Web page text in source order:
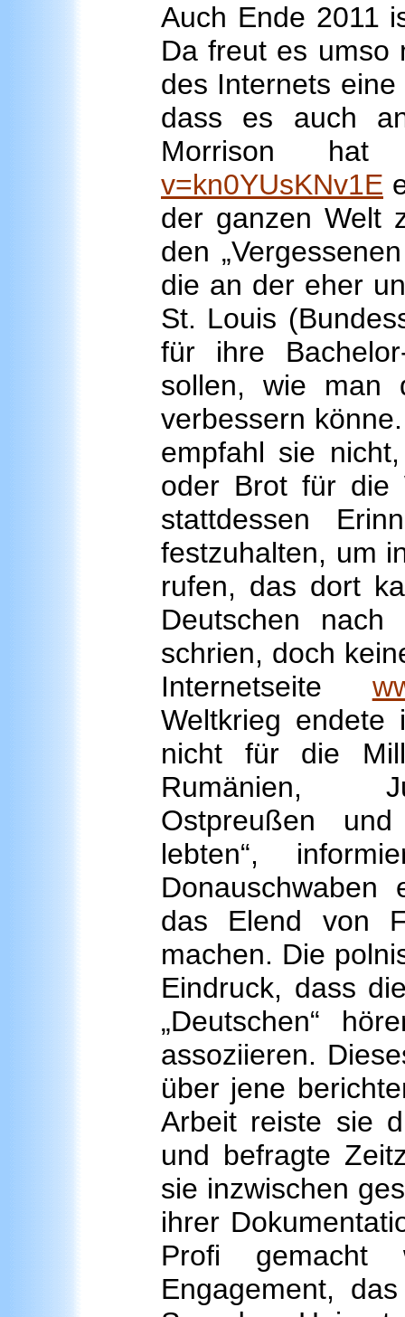
Auch Ende 2011
Da freut es umso
des Internets
dass es auch
Morrison
v=kn0YUsKNv1E
der ganzen Welt
den
die an der eher
St. Louis
für ihre
sollen, wie man
verbessern
empfahl sie
oder Brot für die
stattdessen
festzuhalten, um
rufen, das dort
Deutschen nach
schrien, doch
Internetseite
Weltkrieg
nicht für die
Rumänien,
Ostpreußen
lebten“,
das Elend von
machen. Die
Eindruck, dass
„Deutschen“
assoziieren.
über jene
Arbeit reiste sie
und befragte
sie inzwischen
ihrer
Profi
Engagement,